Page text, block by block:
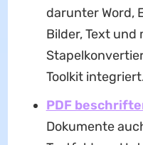
darunter Word,
Bilder, Text und
Toolkit
PDF
Dokumente